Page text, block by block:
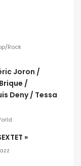
Rock
Joron /
/
Deny / Tessa
»